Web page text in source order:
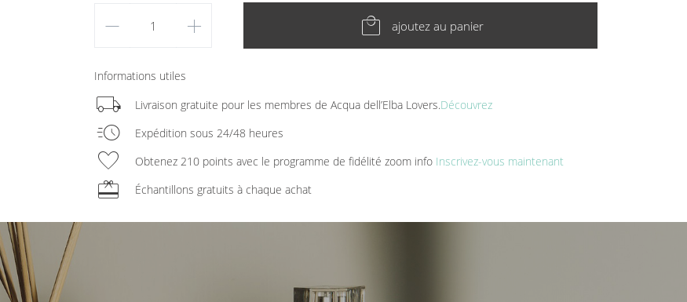
remove add local_mall ajoutez au panier
Informations utiles
local_shipping Livraison gratuite pour les membres de Acqua dell’Elba Lovers.Découvrez
acute Expédition sous 24/48 heures
favorite Obtenez 210 points avec le programme de fidélité zoom info Inscrivez-vous maintenant
redeem Échantillons gratuits à chaque achat